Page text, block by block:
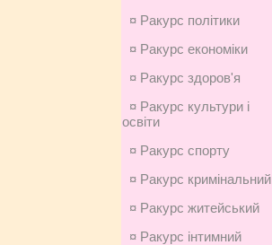
¤ Ракурс політики
¤ Ракурс економiки
¤ Ракурс здоров'я
¤ Ракурс культури і
освіти
¤ Ракурс спорту
¤ Ракурс кримінальний
¤ Ракурс житейський
¤ Ракурс інтимний